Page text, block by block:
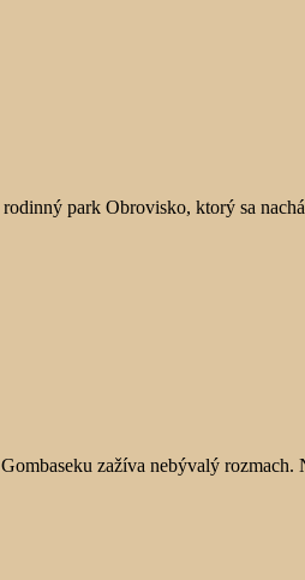
park Obrovisko, ktorý sa
zažíva nebývalý